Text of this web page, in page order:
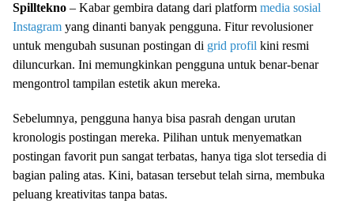
Spilltekno – Kabar gembira datang dari platform media sosial
Instagram yang dinanti banyak pengguna. Fitur revolusioner
untuk mengubah susunan postingan di grid profil kini resmi
diluncurkan. Ini memungkinkan pengguna untuk benar-benar
mengontrol tampilan estetik akun mereka.
Sebelumnya, pengguna hanya bisa pasrah dengan urutan
kronologis postingan mereka. Pilihan untuk menyematkan
postingan favorit pun sangat terbatas, hanya tiga slot tersedia di
bagian paling atas. Kini, batasan tersebut telah sirna, membuka
peluang kreativitas tanpa batas.